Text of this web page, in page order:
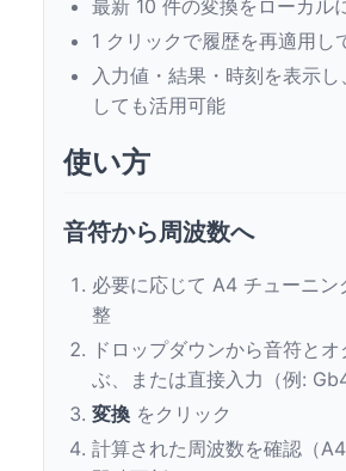
最新 10 件の変換をローカル
1 クリックで履歴を再適用し
入力値・結果・時刻を表示し
しても活用可能
使い方
音符から周波数へ
必要に応じて A4 チューニン
整
ドロップダウンから音符と
ぶ、または直接入力（例: Gb4
変換 をクリック
計算された周波数を確認（